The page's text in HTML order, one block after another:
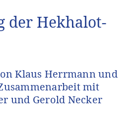
der Hekhalot-
Klaus Herrmann und
mit
und Gerold Necker